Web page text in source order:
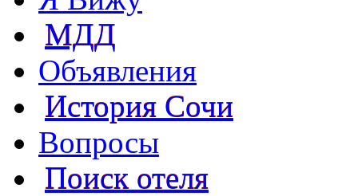
МДД
Объявления
История Сочи
Вопросы
Поиск отеля